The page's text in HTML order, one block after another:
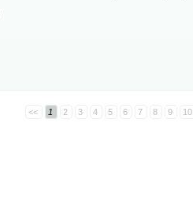
<< 1 2 3 4 5 6 7 8 9 10